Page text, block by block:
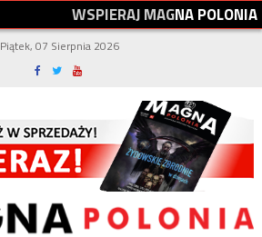
WSPIERAJMAGNAPOLONIA
Piątek, 07 Sierpnia 2026